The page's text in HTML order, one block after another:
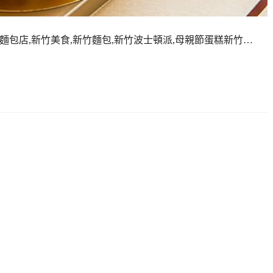
包店,新竹美食,新竹麵包,新竹波士頓派,母親節蛋糕新竹…